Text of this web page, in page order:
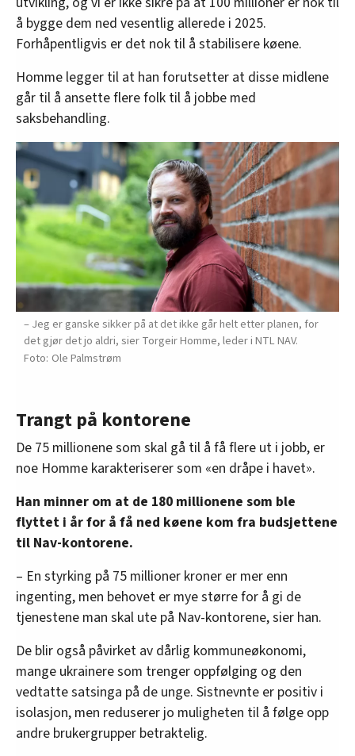
å bygge dem ned vesentlig allerede i 2025.
Forhåpentligvis er det nok til å stabilisere køene.
Homme legger til at han forutsetter at disse midlene
går til å ansette flere folk til å jobbe med
saksbehandling.
– Jeg er ganske sikker på at det ikke går helt etter planen, for
det gjør det jo aldri, sier Torgeir Homme, leder i NTL NAV.
Ole Palmstrøm
Trangt på kontorene
De 75 millionene som skal gå til å få flere ut i jobb, er
noe Homme karakteriserer som «en dråpe i havet».
Han minner om at de 180 millionene som ble
flyttet i år for å få ned køene kom fra budsjettene
til Nav-kontorene.
– En styrking på 75 millioner kroner er mer enn
ingenting, men behovet er mye større for å gi de
tjenestene man skal ute på Nav-kontorene, sier han.
De blir også påvirket av dårlig kommuneøkonomi,
mange ukrainere som trenger oppfølging og den
vedtatte satsinga på de unge. Sistnevnte er positiv i
isolasjon, men reduserer jo muligheten til å følge opp
andre brukergrupper betraktelig.